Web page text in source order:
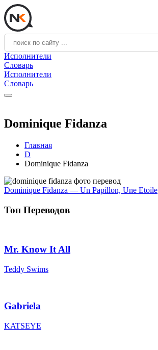
Исполнители
Словарь
Исполнители
Словарь
Dominique Fidanza
Главная
D
Dominique Fidanza
Dominique Fidanza — Un Papillon, Une Etoile
Топ Переводов
Mr. Know It All
Teddy Swims
Gabriela
KATSEYE